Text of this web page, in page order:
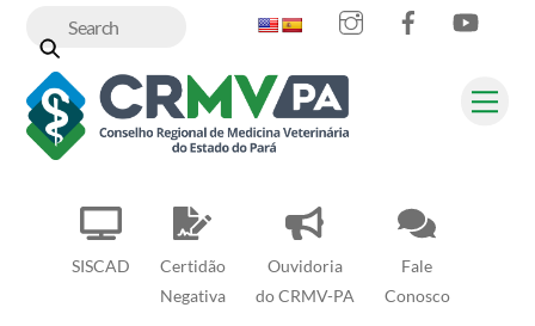
content
SISCAD
Certidão
Negativa
Ouvidoria
do CRMV-PA
Fale
Conosco
InstagramFacebook